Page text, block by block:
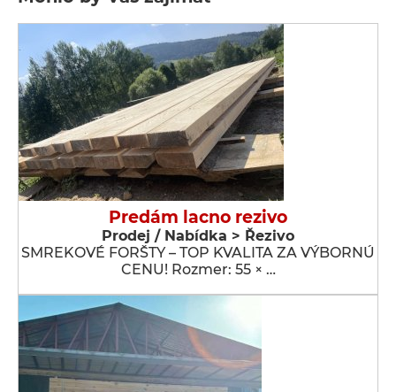
Predám lacno rezivo
Prodej / Nabídka > Řezivo
SMREKOVÉ FORŠTY – TOP KVALITA ZA VÝBORNÚ
CENU! Rozmer: 55 × …